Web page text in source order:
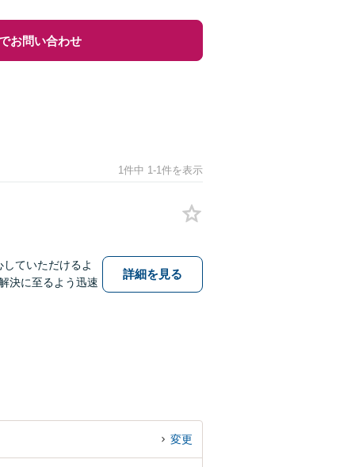
お問い合わせ
1件中 1-1件を表示
ていただけるよ
決に至るよう迅速
詳細を見る
変更